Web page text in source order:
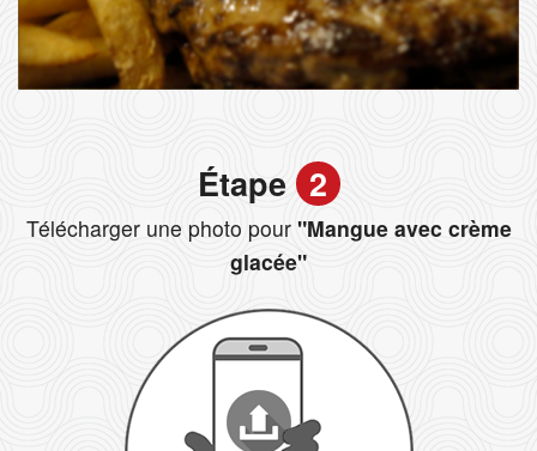
Étape 2
Télécharger une photo pour"Mangue avec crème
glacée"